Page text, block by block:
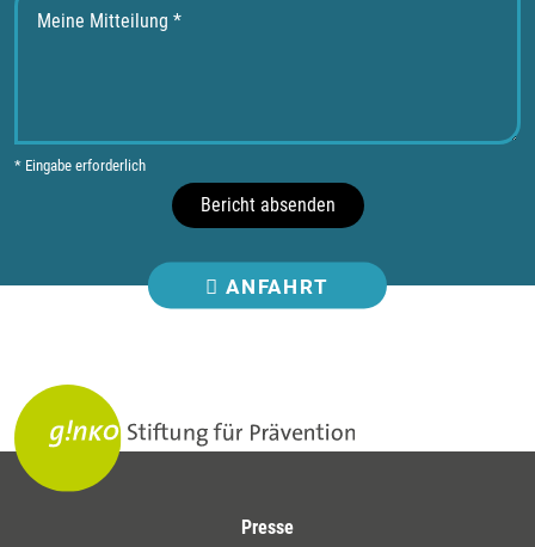
* Eingabe erforderlich
Bericht absenden
ANFAHRT
Presse